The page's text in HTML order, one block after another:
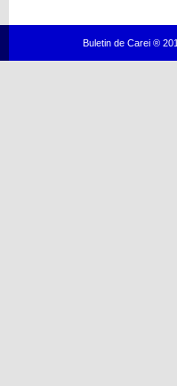
Buletin de Carei ®